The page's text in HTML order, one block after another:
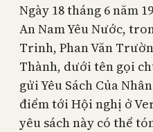
Ngày 18 tháng 6 năm
An Nam Yêu Nước,
Trinh, Phan Văn
Thành, dưới tên gọi
gửi Yêu Sách Của
điểm tới Hội nghị ở
yêu sách này có thể